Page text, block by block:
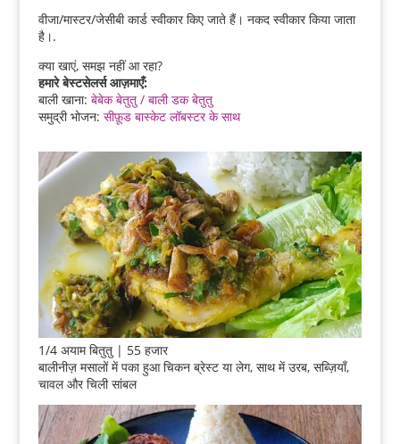
वीजा/मास्टर/जेसीबी कार्ड स्वीकार किए जाते हैं। नकद स्वीकार किया जाता
है।.
क्या खाएं, समझ नहीं आ रहा?
हमारे बेस्टसेलर्स आज़माएँ:
बाली खाना: बेबेक बेतुतु / बाली डक बेतुतु
समुद्री भोजन: सीफ़ूड बास्केट लॉबस्टर के साथ
1/4 अयाम बितुतु | 55 हजार
बालीनीज़ मसालों में पका हुआ चिकन ब्रेस्ट या लेग, साथ में उरब, सब्ज़ियाँ,
चावल और चिली सांबल